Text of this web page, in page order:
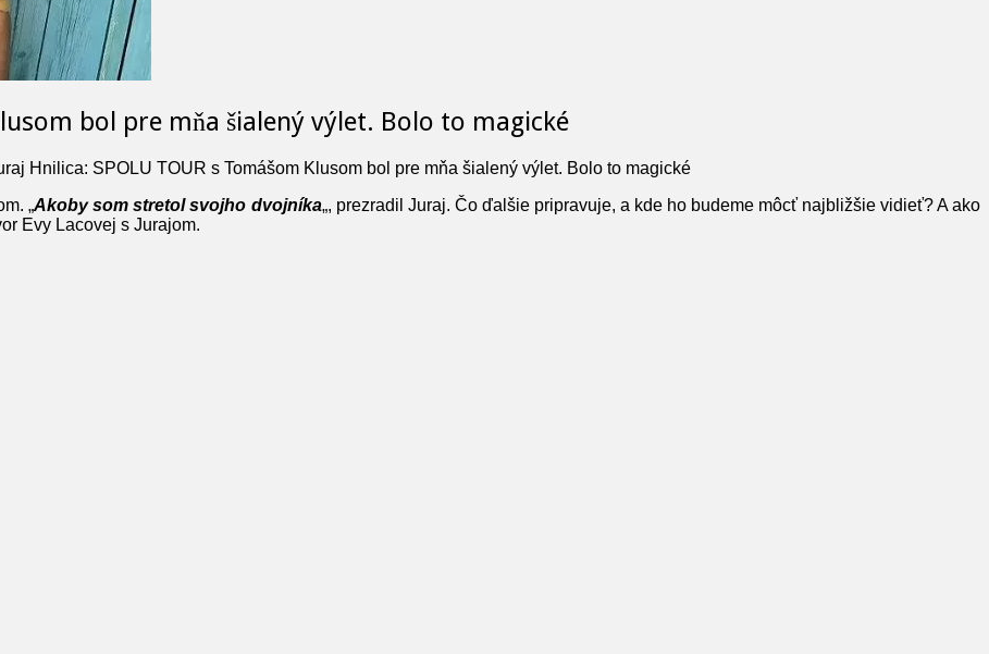
bol pre mňa šialený výlet. Bolo to magické
Hnilica: SPOLU TOUR s Tomášom Klusom bol pre mňa šialený výlet. Bolo to magické
„Akoby som stretol svojho dvojníka„, prezradil Juraj. Čo ďalšie pripravuje, a kde ho budeme môcť najbližšie vidieť? A ako
Evy Lacovej s Jurajom.